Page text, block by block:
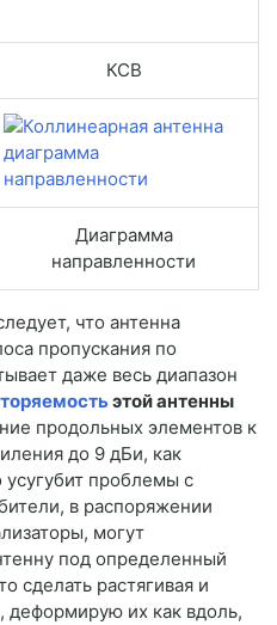
КСВ
Диаграмма
направленности
что антенна
пропускания по
даже весь диапазон
этой антенны
продольных элементов к
до 9 дБи, как
усугубит проблемы с
в распоряжении
могут
под определенный
сделать растягивая и
их как вдоль,